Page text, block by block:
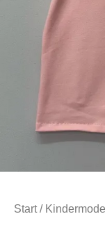
Start/ Kindermode